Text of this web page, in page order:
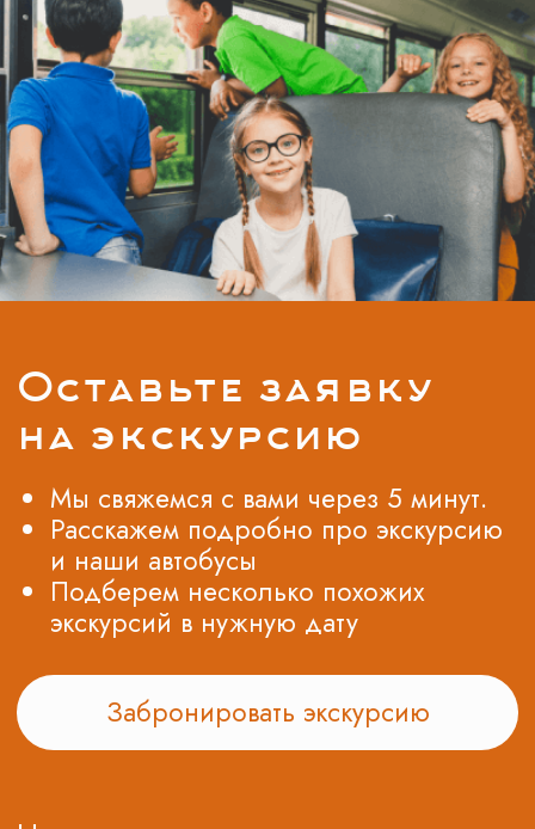
Все актуальные предложения, скидки
и акции вы можете найти в наших группах
Телеграм и ВК
Подписывайтесь, будьте в курсе новинок
и получайте специальные предложения
первыми!
© Все права защищены. Копирование
материалов запрещено.
8 (495) 970-82-41
О нас Контакты Новости Блог